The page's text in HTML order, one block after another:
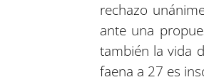
rechazo
ante una
también la vida
faena a 27 es